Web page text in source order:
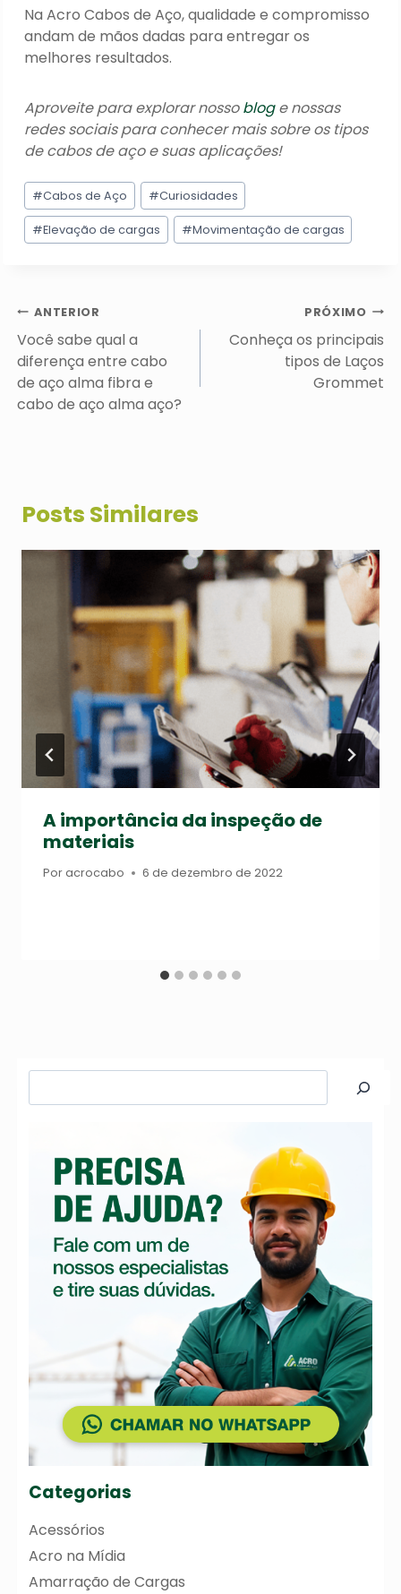
Na Acro Cabos de Aço, qualidade e compromisso
andam de mãos dadas para entregar os
melhores resultados.
Aproveite para explorar nossobloge nossas
redes sociais para conhecer mais sobre os tipos
de cabos de aço e suas aplicações!
Tags
do
Post:
#Cabos de Aço #Curiosidades
#Elevação de cargas #Movimentação de cargas
Navegação
de
Post
ANTERIOR
Você sabe qual a
diferença entre cabo
de aço alma fibra e
cabo de aço alma aço?
PRÓXIMO
Conheça os principais
tipos de Laços
Grommet
Posts Similares
A importância da inspeção de
materiais
Poracrocabo 6 de dezembro de 2022
Categorias
Acessórios
Acro na Mídia
Amarração de Cargas